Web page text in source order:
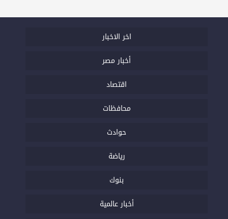
اخر الاخبار
أخبار مصر
اقتصاد
محافظات
حوادث
رياضة
بنوك
أخبار عالمية